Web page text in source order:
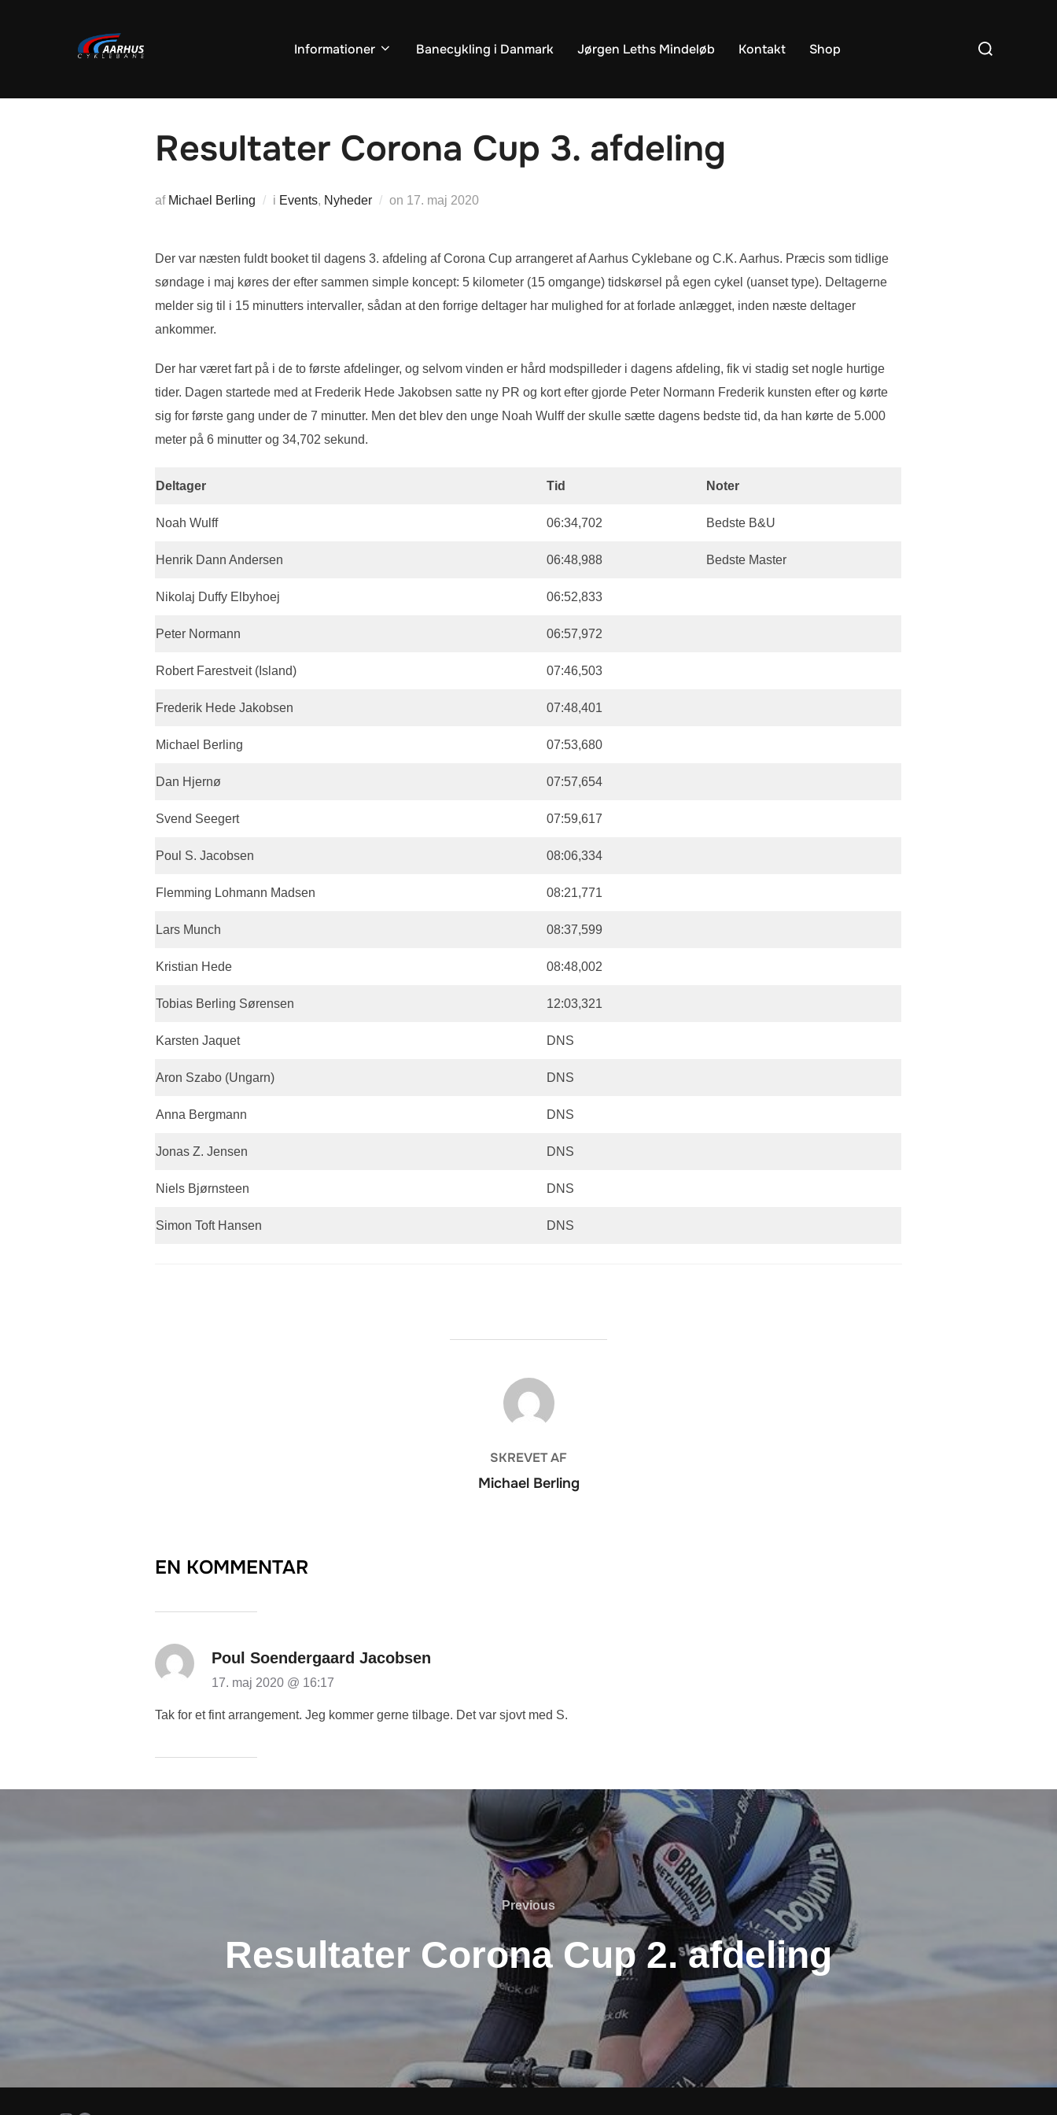
Informationer Banecykling i Danmark Jørgen Leths Mindeløb Kontakt Shop
Søg
Resultater Corona Cup 3. afdeling
af Michael Berling i Events, Nyheder on Udgivet
17. maj 2020
Der var næsten fuldt booket til dagens 3. afdeling af Corona Cup arrangeret af Aarhus Cyklebane og C.K. Aarhus. Præcis som tidlige
søndage i maj køres der efter sammen simple koncept: 5 kilometer (15 omgange) tidskørsel på egen cykel (uanset type). Deltagerne
melder sig til i 15 minutters intervaller, sådan at den forrige deltager har mulighed for at forlade anlægget, inden næste deltager
ankommer.
Der har været fart på i de to første afdelinger, og selvom vinden er hård modspilleder i dagens afdeling, fik vi stadig set nogle hurtige
tider. Dagen startede med at Frederik Hede Jakobsen satte ny PR og kort efter gjorde Peter Normann Frederik kunsten efter og kørte
sig for første gang under de 7 minutter. Men det blev den unge Noah Wulff der skulle sætte dagens bedste tid, da han kørte de 5.000
meter på 6 minutter og 34,702 sekund.
Deltager Tid Noter
Noah Wulff 06:34,702 Bedste B&U
Henrik Dann Andersen 06:48,988 Bedste Master
Nikolaj Duffy Elbyhoej 06:52,833
Peter Normann 06:57,972
Robert Farestveit (Island) 07:46,503
Frederik Hede Jakobsen 07:48,401
Michael Berling 07:53,680
Dan Hjernø 07:57,654
Svend Seegert 07:59,617
Poul S. Jacobsen 08:06,334
Flemming Lohmann Madsen 08:21,771
Lars Munch 08:37,599
Kristian Hede 08:48,002
Tobias Berling Sørensen 12:03,321
Karsten Jaquet DNS
Aron Szabo (Ungarn) DNS
Anna Bergmann DNS
Jonas Z. Jensen DNS
Niels Bjørnsteen DNS
Simon Toft Hansen DNS
FORFATTER
SKREVET AF
Michael Berling
EN KOMMENTAR
Poul Soendergaard Jacobsen
17. maj 2020 @ 16:17
Tak for et fint arrangement. Jeg kommer gerne tilbage. Det var sjovt med S.
Previous
Previous
Resultater Corona Cup 2. afdeling